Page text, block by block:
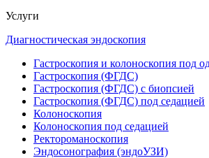
Услуги
Диагностическая эндоскопия
Гастроскопия и колоноскопия под
Гастроскопия (ФГДС)
Гастроскопия (ФГДС) с биопсией
Гастроскопия (ФГДС) под седацией
Колоноскопия
Колоноскопия под седацией
Ректороманоскопия
Эндосонография (эндоУЗИ)